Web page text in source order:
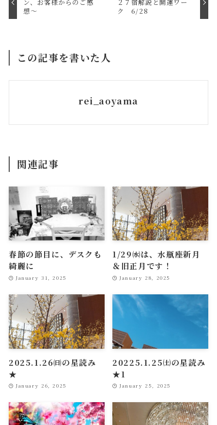
ン、お客様からのご感
想～
２７宿解説と開運ワー
ク 6/28
この記事を書いた人
rei_aoyama
関連記事
春節の節目に、デスクも
綺麗に
January 31, 2025
1/29㈬は、水瓶座新月
＆旧正月です！
January 28, 2025
2025.1.26㈰の星読み
★
January 26, 2025
20225.1.25㈯の星読み
★1
January 25, 2025